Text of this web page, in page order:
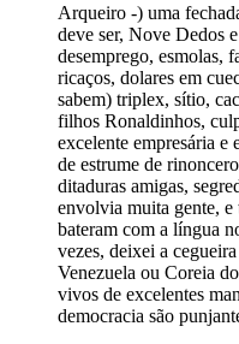
Arqueiro -) uma
deve ser, Nove Dedos
desemprego, esmolas,
ricaços, dolares em
sabem) triplex, sítio,
filhos Ronaldinhos,
excelente empresária e
de estrume de
ditaduras amigas,
envolvia muita gente, e
bateram com a língua
vezes, deixei a
Venezuela ou Coreia
vivos de excelentes
democracia são